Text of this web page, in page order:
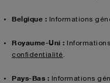
Belgique : Informations
Royaume-Uni :
confidentialité
Pays-Bas : Informations